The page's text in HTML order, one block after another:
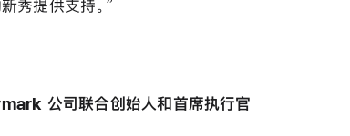
秀提供支持。”
公司联合创始人和首席执行官